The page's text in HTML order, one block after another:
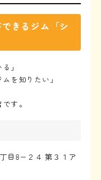
きるジム「シ
」
を知りたい」
です。
目8−２４ 第３１ア